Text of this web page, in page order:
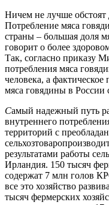
Ничем не лучше обстоят
Потребление мяса
страны – большая доля
говорит о более
Так, согласно приказу
потребления мяса
человека, а
мяса говядины в России
Самый надежный путь
внутреннего
территорий с
результатами работы
Ирландия. 150 тысяч
содержат 7 млн голов
все это хозяйство
тысяч фермерских